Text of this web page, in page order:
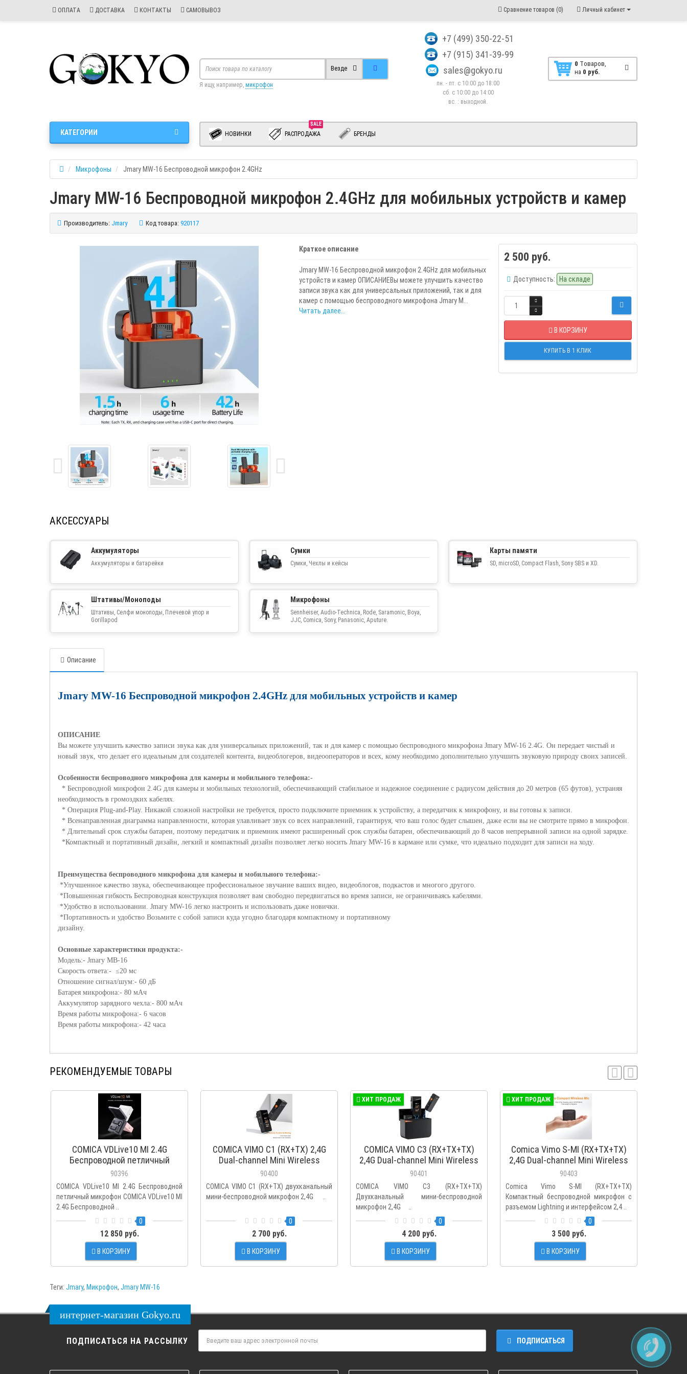
ОПЛАТА ДОСТАВКА КОНТАКТЫ САМОВЫВОЗ Личный кабинет
Сравнение товаров (0)
+7 (499) 350-22-51
+7 (915) 341-39-99
sales@gokyo.ru
пн. - пт. с 10:00 до 18:00
сб. c 10:00 до 14:00
вс. : выходной.
0 Tоваров,
на 0 руб.
Везде
Я ищу, например, микрофон
НОВИНКИ
SALE
РАСПРОДАЖА БРЕНДЫ
КАТЕГОРИИ
Микрофоны Jmary MW-16 Беспроводной микрофон 2.4GHz
Jmary MW-16 Беспроводной микрофон 2.4GHz для мобильных устройств и камер
Производитель: Jmary Код товара: 920117
Краткое описание
Jmary MW-16 Беспроводной микрофон 2.4GHz для мобильных
устройств и камер ОПИСАНИЕВы можете улучшить качество
записи звука как для универсальных приложений, так и для
камер с помощью беспроводного микрофона Jmary M...
Читать далее...
2 500 руб.
Доступность: На складе
В КОРЗИНУ
КУПИТЬ В 1 КЛИК
АКСЕССУАРЫ
Аккумуляторы
Аккумуляторы и батарейки
Сумки
Сумки, Чехлы и кейсы
Карты памяти
SD, microSD, Compact Flash, Sony SBS и XD.
Штативы/Моноподы
Штативы, Селфи моноподы, Плечевой упор и
Gorillapod
Микрофоны
Sennheiser, Audio-Technica, Rode, Saramonic, Boya,
JJC, Comica, Sony, Panasonic, Aputure.
Описание
Jmary MW-16 Беспроводной микрофон 2.4GHz для мобильных устройств и камер
ОПИСАНИЕ
Вы можете улучшить качество записи звука как для универсальных приложений, так и для камер с помощью беспроводного микрофона Jmary MW-16 2.4G. Он передает чистый и
новый звук, что делает его идеальным для создателей контента, видеоблогеров, видеооператоров и всех, кому необходимо дополнительно улучшить звуковую природу своих записей.
Особенности беспроводного микрофона для камеры и мобильного телефона:-
* Беспроводной микрофон 2.4G для камеры и мобильных технологий, обеспечивающий стабильное и надежное соединение с радиусом действия до 20 метров (65 футов), устраняя
необходимость в громоздких кабелях.
* Операция Plug-and-Play. Никакой сложной настройки не требуется, просто подключите приемник к устройству, а передатчик к микрофону, и вы готовы к записи.
* Всенаправленная диаграмма направленности, которая улавливает звук со всех направлений, гарантируя, что ваш голос будет слышен, даже если вы не смотрите прямо в микрофон.
* Длительный срок службы батареи, поэтому передатчик и приемник имеют расширенный срок службы батареи, обеспечивающий до 8 часов непрерывной записи на одной зарядке.
*Компактный и портативный дизайн, легкий и компактный дизайн позволяет легко носить Jmary MW-16 в кармане или сумке, что идеально подходит для записи на ходу.
Преимущества беспроводного микрофона для камеры и мобильного телефона:-
*Улучшенное качество звука, обеспечивающее профессиональное звучание ваших видео, видеоблогов, подкастов и многого другого.
*Повышенная гибкость Беспроводная конструкция позволяет вам свободно передвигаться во время записи, не ограничиваясь кабелями.
*Удобство в использовании. Jmary MW-16 легко настроить и использовать даже новички.
*Портативность и удобство Возьмите с собой записи куда угодно благодаря компактному и портативному
дизайну.
Основные характеристики продукта:-
Модель:- Jmary МВ-16
Скорость ответа:- ≤20 мс
Отношение сигнал/шум:- 60 дБ
Батарея микрофона:- 80 мАч
Аккумулятор зарядного чехла:- 800 мАч
Время работы микрофона:- 6 часов
Время работы микрофона:- 42 часа
РЕКОМЕНДУЕМЫЕ ТОВАРЫ
COMICA VDLive10 MI 2.4G
Беспроводной петличный
микрофон
90396
COMICA VDLive10 MI 2.4G Беспроводной
петличный микрофон COMICA VDLive10 MI
2.4G Беспроводной ..
0
12 850 руб.
В КОРЗИНУ
COMICA VIMO C1 (RX+TX) 2,4G
Dual-channel Mini Wireless
Microphone
90400
COMICA VIMO C1 (RX+TX) двухканальный
мини-беспроводной микрофон 2,4G ..
0
2 700 руб.
В КОРЗИНУ
ХИТ ПРОДАЖ
COMICA VIMO C3 (RX+TX+TX)
2,4G Dual-channel Mini Wireless
Microphone
90401
COMICA VIMO C3 (RX+TX+TX)
Двухканальный мини-беспроводной
микрофон 2,4G ..
0
4 200 руб.
В КОРЗИНУ
ХИТ ПРОДАЖ
Comica Vimo S-MI (RX+TX+TX)
2,4G Dual-channel Mini Wireless
Microphone
90403
Comica Vimo S-MI (RX+TX+TX)
Компактный беспроводной микрофон с
разъемом Lightning и интерфейсом 2,4 ..
0
3 500 руб.
В КОРЗИНУ
Теги: Jmary, Микрофон, Jmary MW-16
интернет-магазин Gokyo.ru
ПОДПИСАТЬСЯ НА РАССЫЛКУ ПОДПИСАТЬСЯ